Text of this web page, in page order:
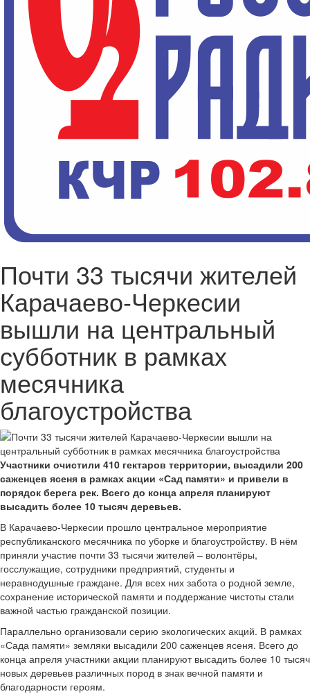
Почти 33 тысячи жителей
Карачаево-Черкесии
вышли на центральный
субботник в рамках
месячника
благоустройства
Участники очистили 410 гектаров территории, высадили 200
саженцев ясеня в рамках акции «Сад памяти» и привели в
порядок берега рек. Всего до конца апреля планируют
высадить более 10 тысяч деревьев.
В Карачаево-Черкесии прошло центральное мероприятие
республиканского месячника по уборке и благоустройству. В нём
приняли участие почти 33 тысячи жителей – волонтёры,
госслужащие, сотрудники предприятий, студенты и
неравнодушные граждане. Для всех них забота о родной земле,
сохранение исторической памяти и поддержание чистоты стали
важной частью гражданской позиции.
Параллельно организовали серию экологических акций. В рамках
«Сада памяти» земляки высадили 200 саженцев ясеня. Всего до
конца апреля участники акции планируют высадить более 10 тысяч
новых деревьев различных пород в знак вечной памяти и
благодарности героям.